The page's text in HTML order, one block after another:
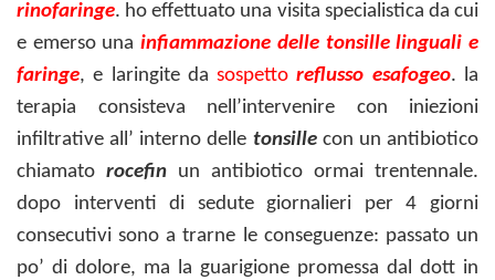
rinofaringe. ho effettuato una visita specialistica da cui
e emerso unainfiammazione delle tonsille linguali e
faringe, e laringite dasospettoreflusso esafogeo. la
terapia consisteva nell’intervenire con iniezioni
infiltrative all’ interno delle tonsillecon un antibiotico
chiamato rocefin un antibiotico ormai trentennale.
dopo interventi di sedute giornalieri per 4 giorni
consecutivi sono a trarne le conseguenze: passato un
po’ di dolore, ma la guarigione promessa dal dott in